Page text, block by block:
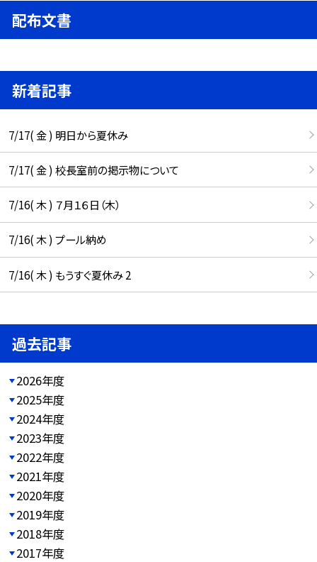
配布文書
新着記事
7/17( 金 ) 明日から夏休み
7/17( 金 ) 校長室前の掲示物について
7/16( 木 ) ７月１６日（木）
7/16( 木 ) プール納め
7/16( 木 ) もうすぐ夏休み 2
過去記事
2026年度
2025年度
2024年度
2023年度
2022年度
2021年度
2020年度
2019年度
2018年度
2017年度